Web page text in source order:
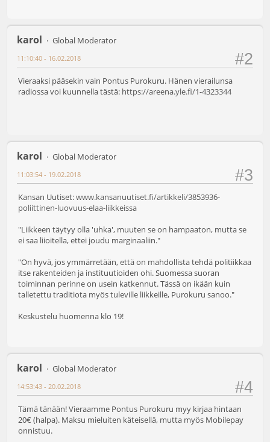
karol Global Moderator
#2
11:10:40 - 16.02.2018
Vieraaksi pääsekin vain Pontus Purokuru. Hänen vierailunsa
radiossa voi kuunnella tästä: https://areena.yle.fi/1-4323344
karol Global Moderator
#3
11:03:54 - 19.02.2018
Kansan Uutiset:www.kansanuutiset.fi/artikkeli/3853936-
poliittinen-luovuus-elaa-liikkeissa
"Liikkeen täytyy olla 'uhka', muuten se on hampaaton, mutta se
ei saa liioitella, ettei joudu marginaaliin."
"On hyvä, jos ymmärretään, että on mahdollista tehdä politiikkaa
itse rakenteiden ja instituutioiden ohi. Suomessa suoran
toiminnan perinne on usein katkennut. Tässä on ikään kuin
talletettu traditiota myös tuleville liikkeille, Purokuru sanoo."
Keskustelu huomenna klo 19!
karol Global Moderator
#4
14:53:43 - 20.02.2018
Tämä tänään! Vieraamme Pontus Purokuru myy kirjaa hintaan
20€ (halpa). Maksu mieluiten käteisellä, mutta myös Mobilepay
onnistuu.